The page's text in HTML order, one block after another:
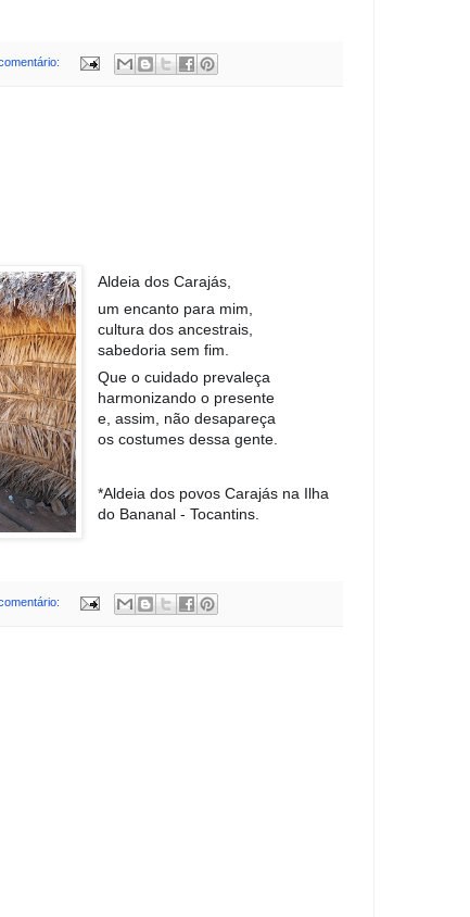
Aldeia dos Carajás,
um encanto para mim,
cultura dos ancestrais,
sabedoria sem fim.
Que o cuidado prevaleça
harmonizando o presente
e, assim, não desapareça
os costumes dessa gente.
*Aldeia dos povos Carajás na Ilha
do Bananal - Tocantins.